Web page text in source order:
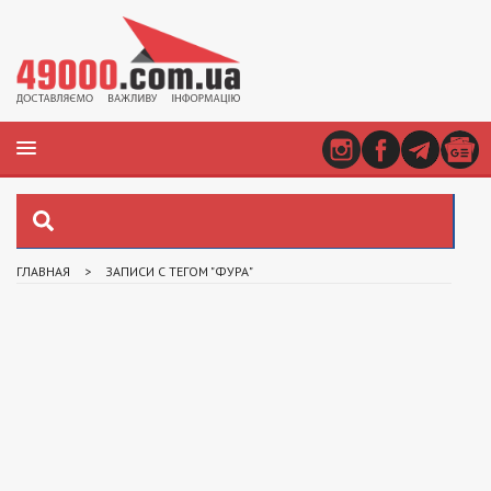
ГЛАВНАЯ > ЗАПИСИ С ТЕГОМ "ФУРА"